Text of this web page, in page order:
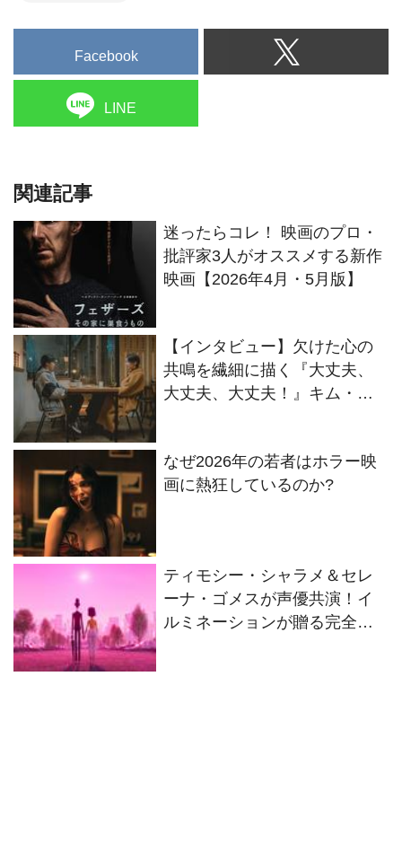
Facebook
LINE
関連記事
迷ったらコレ！ 映画のプロ・
批評家3人がオススメする新作
映画【2026年4月・5月版】
【インタビュー】欠けた心の
共鳴を繊細に描く『大丈夫、
大丈夫、大丈夫！』キム・ヘ
なぜ2026年の若者はホラー映
画に熱狂しているのか?
ティモシー・シャラメ＆セレ
ーナ・ゴメスが声優共演！イ
ルミネーションが贈る完全オ